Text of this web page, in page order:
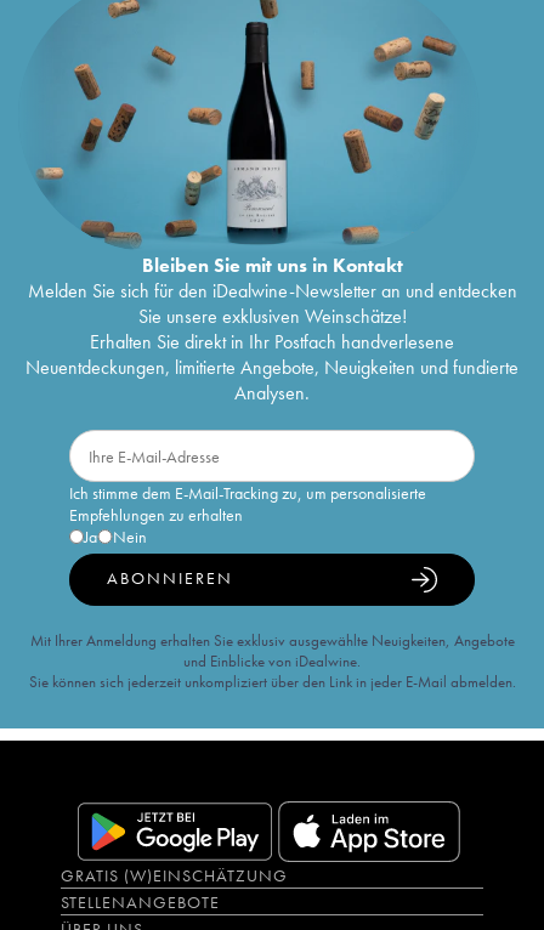
Bleiben Sie mit uns in Kontakt
Melden Sie sich für den iDealwine-Newsletter an und entdecken
Sie unsere exklusiven Weinschätze!
Erhalten Sie direkt in Ihr Postfach handverlesene
Neuentdeckungen, limitierte Angebote, Neuigkeiten und fundierte
Analysen.
Ich stimme dem E-Mail-Tracking zu, um personalisierte
Empfehlungen zu erhalten
Ja
Nein
ABONNIEREN
Mit Ihrer Anmeldung erhalten Sie exklusiv ausgewählte Neuigkeiten, Angebote
und Einblicke von iDealwine.
Sie können sich jederzeit unkompliziert über den Link in jeder E-Mail abmelden.
GRATIS (W)EINSCHÄTZUNG
STELLENANGEBOTE